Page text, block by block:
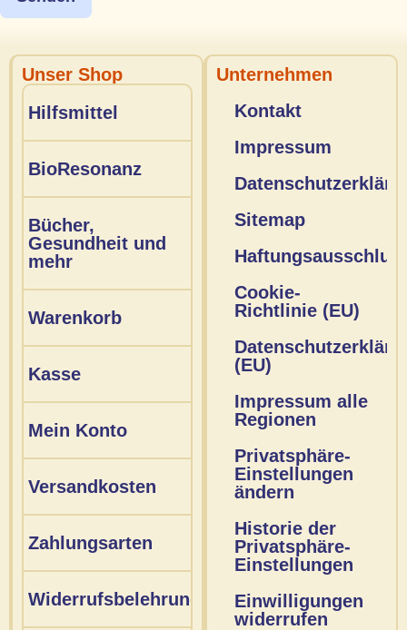
Unser Shop
Hilfsmittel
BioResonanz
Bücher,
Gesundheit und
mehr
Warenkorb
Kasse
Mein Konto
Versandkosten
Zahlungsarten
Widerrufsbelehrung
Unternehmen
Kontakt
Impressum
Sitemap
Cookie-
Richtlinie (EU)
(EU)
Impressum alle
Regionen
Privatsphäre-
Einstellungen
ändern
Historie der
Privatsphäre-
Einstellungen
Einwilligungen
widerrufen